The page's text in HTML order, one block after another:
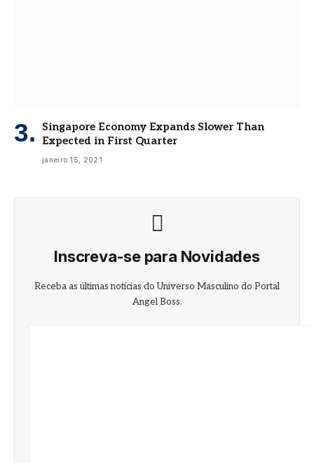
Singapore Economy Expands Slower Than
Expected in First Quarter
janeiro 15, 2021
Inscreva-se para Novidades
Receba as últimas notícias do Universo Masculino do Portal
Angel Boss.